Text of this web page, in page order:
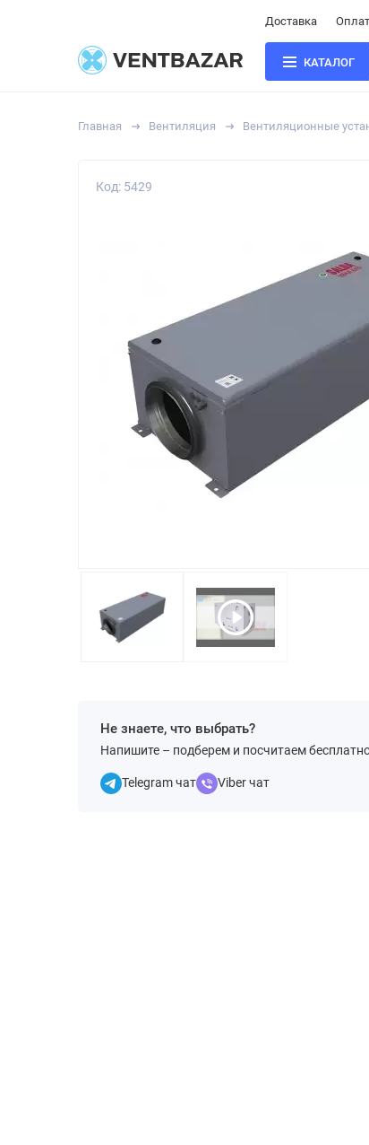
Доставка
КАТАЛОГ
Главная Вентиляция Вентиляционные
Код: 5429
Не знаете, что выбрать?
Напишите – подберем и посчитаем
Telegram чат Viber чат